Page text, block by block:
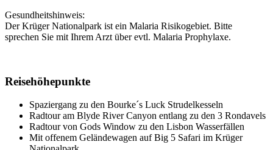
Gesundheitshinweis:
Der Krüger Nationalpark ist ein Malaria Risikogebiet. Bitte
sprechen Sie mit Ihrem Arzt über evtl. Malaria Prophylaxe.
Reisehöhepunkte
Spaziergang zu den Bourke´s Luck Strudelkesseln
Radtour am Blyde River Canyon entlang zu den 3 Rondavels
Radtour von Gods Window zu den Lisbon Wasserfällen
Mit offenem Geländewagen auf Big 5 Safari im Krüger